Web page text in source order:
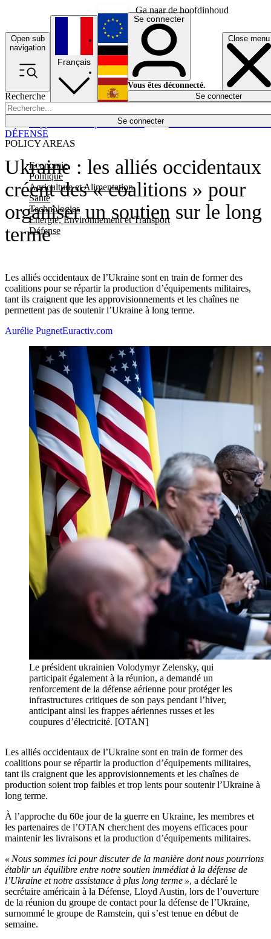
Ga naar de hoofdinhoud
Open sub
navigation
Close menu
Recherche
Se connecter
POLICY AREAS
Economie
Politique
Agriculture et Alimentation
Santé
Technologies
Energie, Environnement et Transport
Défense
Économie
Français
English
Deutsch
Español
Se connecter
Vous êtes déconnecté.
Se connecter
Ukraine : les alliés occidentaux
créent des « coalitions » pour
organiser un soutien sur le long
terme
Les alliés occidentaux de l’Ukraine sont en train de former des
coalitions pour se répartir la production d’équipements militaires,
tant ils craignent que les approvisionnements et les chaînes ne
permettent pas de soutenir l’Ukraine à long terme.
DÉFENSE
Aurélie PugnetEuractiv.com
Le président ukrainien Volodymyr Zelensky, qui
participait également à la réunion, a demandé un
renforcement de la défense aérienne pour protéger les
infrastructures critiques de son pays pendant l’hiver,
anticipant ainsi les frappes aériennes russes et les
coupures d’électricité. [OTAN]
Les alliés occidentaux de l’Ukraine sont en train de former des
coalitions pour se répartir la production d’équipements militaires,
tant ils craignent que les approvisionnements et les chaînes de
production soient trop faibles et trop lents pour soutenir l’Ukraine à
long terme.
À l’approche du 60e jour de la guerre en Ukraine, les membres et
les partenaires de l’OTAN cherchent des moyens efficaces pour
maintenir les livraisons et la production d’équipements militaires.
« Nous sommes ici pour discuter de la manière dont nous pourrions
établir un équilibre entre notre soutien immédiat à la défense de
l’Ukraine et notre assistance à plus long terme », a déclaré le
secrétaire américain à la Défense, Lloyd Austin, lors de l’ouverture
de la réunion du groupe de contact pour la défense de l’Ukraine,
surnommé le groupe de Ramstein, qui s’est tenue en début de
semaine.